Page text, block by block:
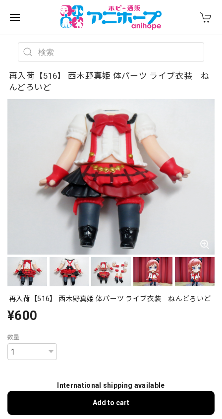
再入荷【516】 西木野真姫 体パーツ ライブ衣装 ね
んどろいど
再入荷【516】 西木野真姫 体パーツ ライブ衣装 ねんどろいど
¥600
数量
International shipping available
Add to cart